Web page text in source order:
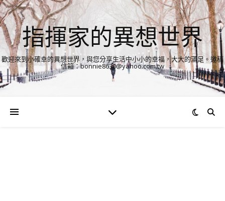
指揮家的異想世界
歡迎來到小確幸的異想世界，與您分享生活中小小的幸福，大大的滿足。邀稿
信箱：bonnie8630@yahoo.com.tw